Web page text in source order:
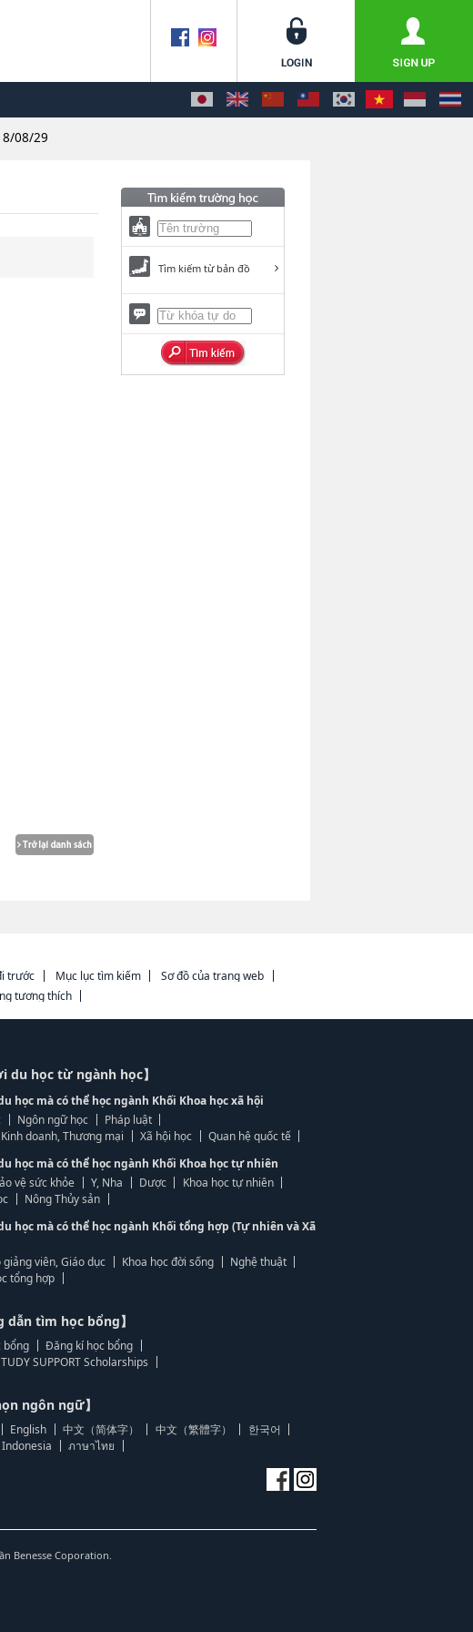
08/29
Tìm kiếm từ bản đồ
trước Mục lục tìm kiếm
Sơ đồ của trang web
tương thích
du học từ ngành học】
học mà có thể học ngành Khối Khoa học xã hội
Ngôn ngữ học
Pháp luật
doanh, Thương mại
Xã hội học
Quan hệ quốc tế
học mà có thể học ngành Khối Khoa học tự nhiên
vệ sức khỏe
Y, Nha Dược
Khoa học tự nhiên
Nông Thủy sản
học mà có thể học ngành Khối tổng hợp (Tự nhiên và Xã
viên, Giáo dục
Khoa học đời sống
Nghệ thuật
tổng hợp
dẫn tìm học bổng】
bổng
Đăng kí học bổng
SUPPORT Scholarships
ngôn ngữ】
English 中文（简体字） 中文（繁體字）
한국어
ภาษาไทย
Benesse Coporation.